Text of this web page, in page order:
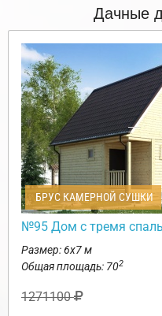
Дачные
БРУС КАМЕРНОЙ СУШКИ
№95 Дом с тремя
Размер: 6х7 м
Общая площадь: 702
1271100